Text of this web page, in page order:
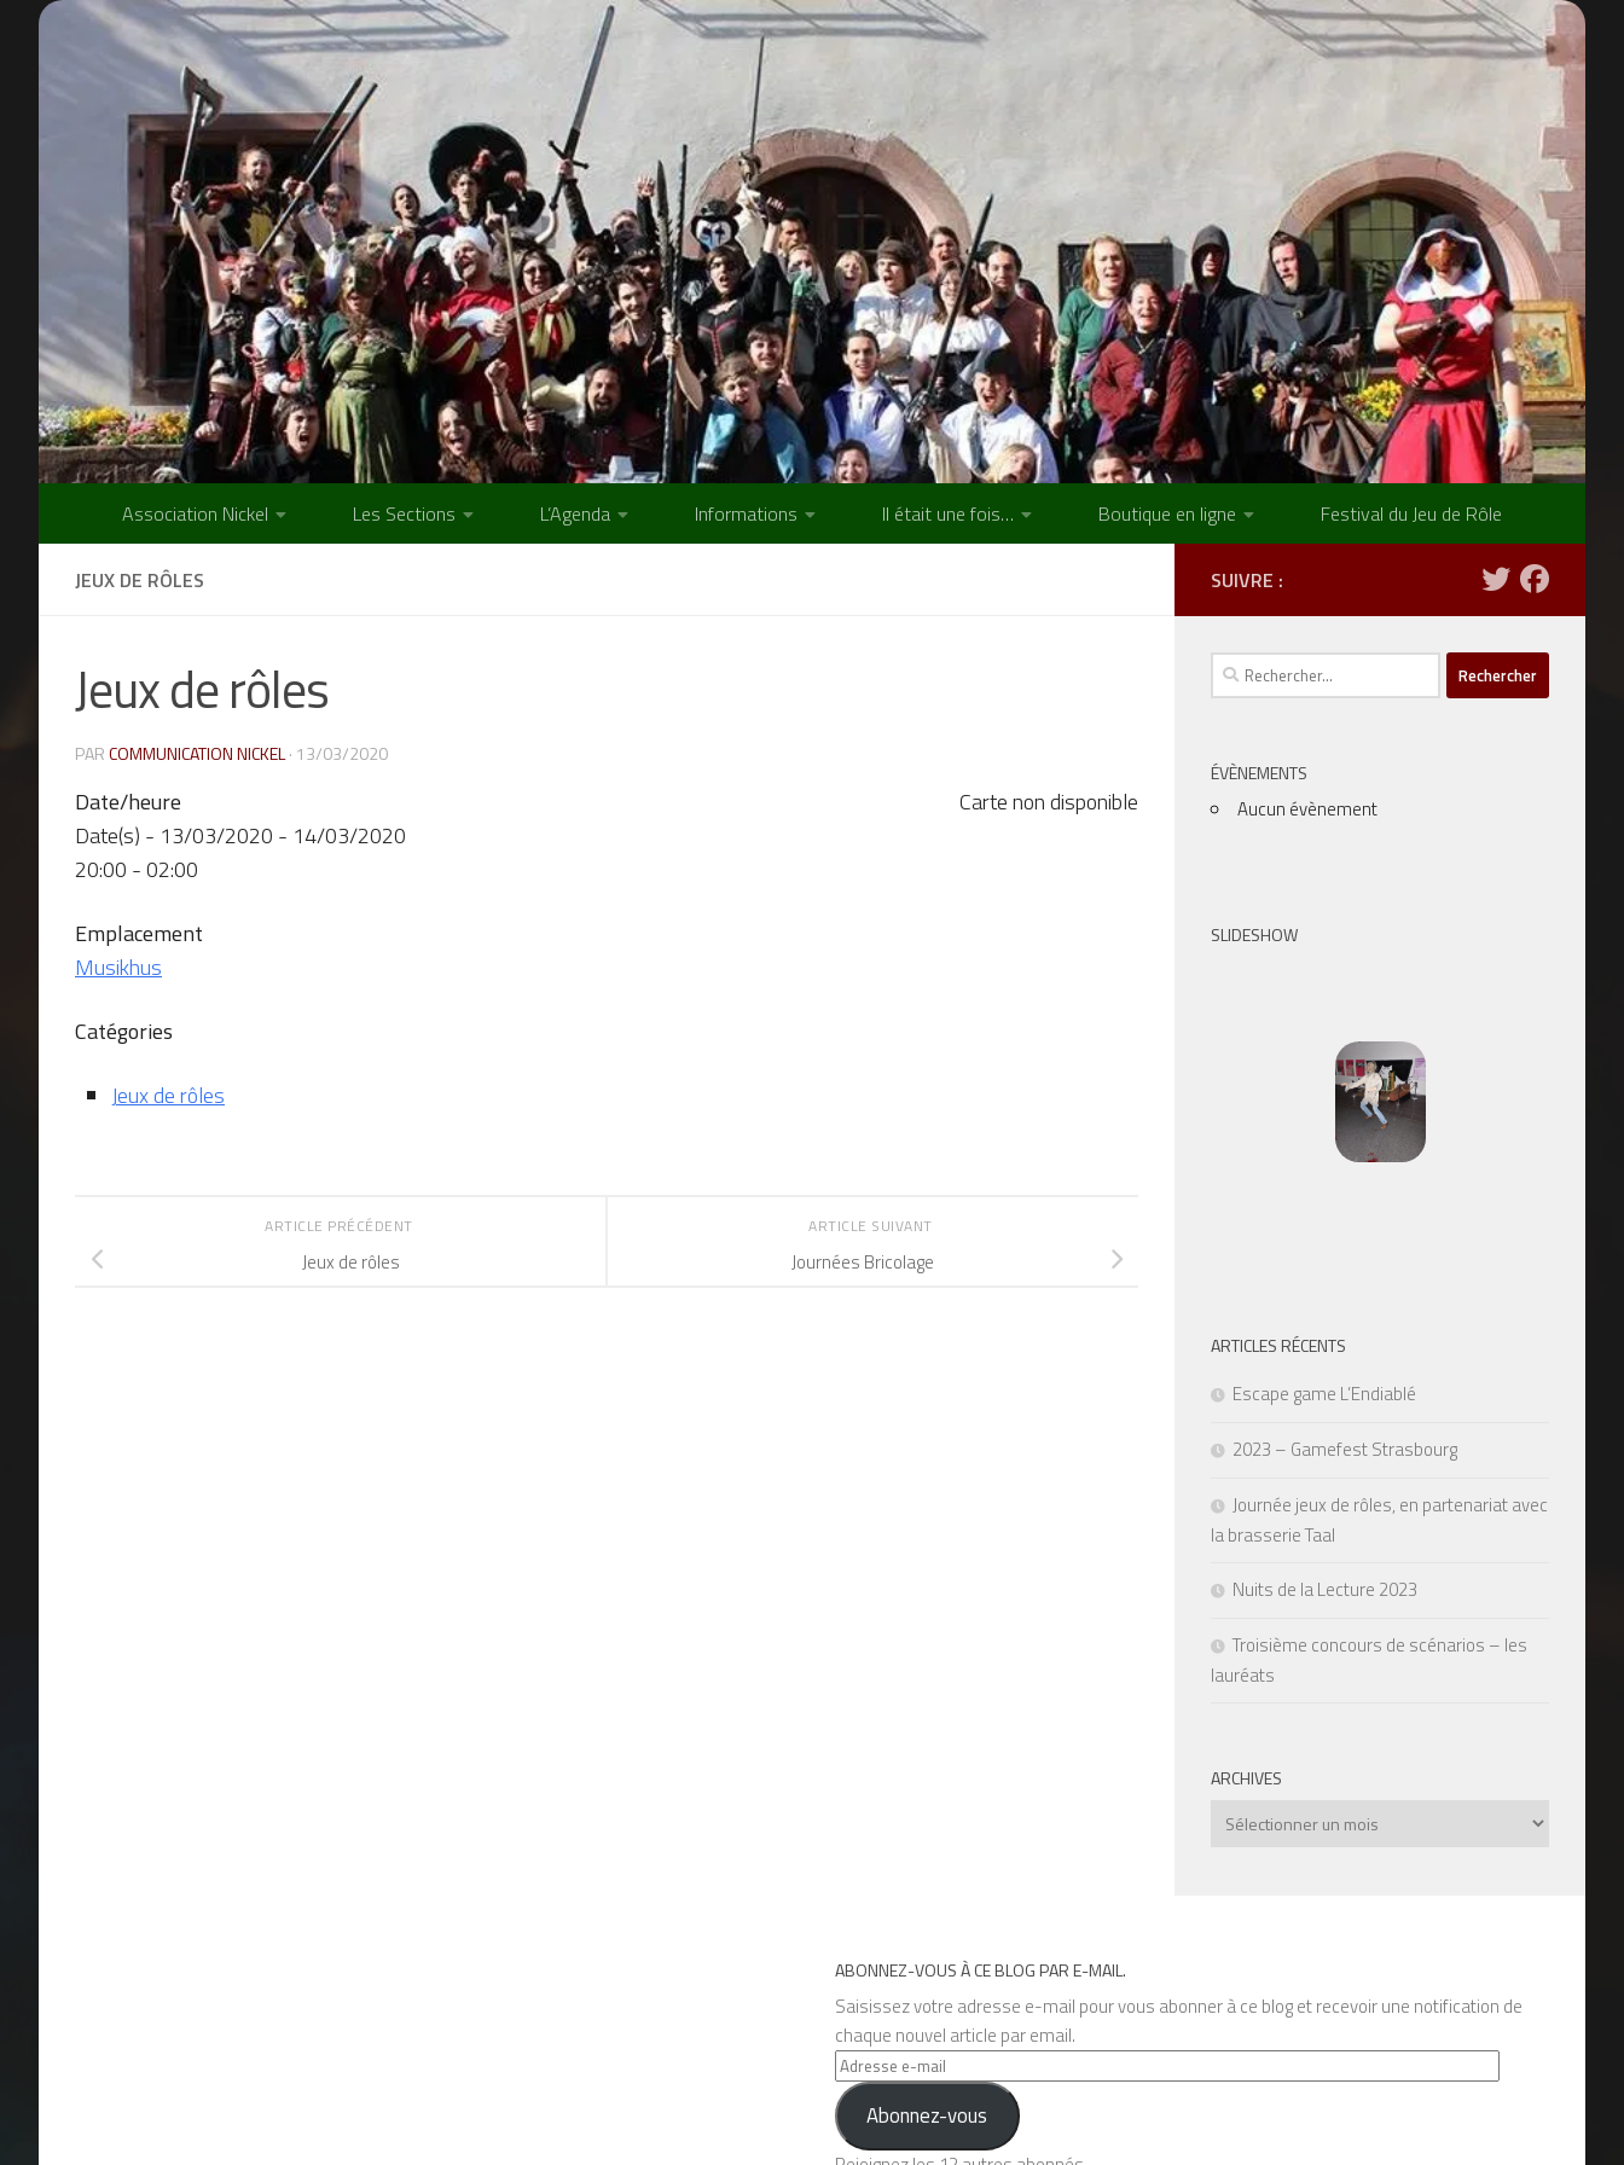
Skip to content
Association Nickel Les Sections L’Agenda Informations Il était une fois… Boutique en ligne Festival du Jeu de Rôle
JEUX DE RÔLES
Jeux de rôles
PARCOMMUNICATION NICKEL· 13/03/2020
Carte non disponible
Date/heure
Date(s) - 13/03/2020 - 14/03/2020
20:00 - 02:00
Emplacement
Musikhus
Catégories
Jeux de rôles
ARTICLE SUIVANT
Journées Bricolage
ARTICLE PRÉCÉDENT
Jeux de rôles
SUIVRE :
Rechercher :
ÉVÈNEMENTS
Aucun évènement
SLIDESHOW
ARTICLES RÉCENTS
Escape game L’Endiablé
2023 – Gamefest Strasbourg
Journée jeux de rôles, en partenariat avec
la brasserie Taal
Nuits de la Lecture 2023
Troisième concours de scénarios – les
lauréats
ARCHIVES
Archives
ABONNEZ-VOUS À CE BLOG PAR E-MAIL.
Saisissez votre adresse e-mail pour vous abonner à ce blog et recevoir une notification de
chaque nouvel article par email.
Adresse
e-
mail Abonnez-vous